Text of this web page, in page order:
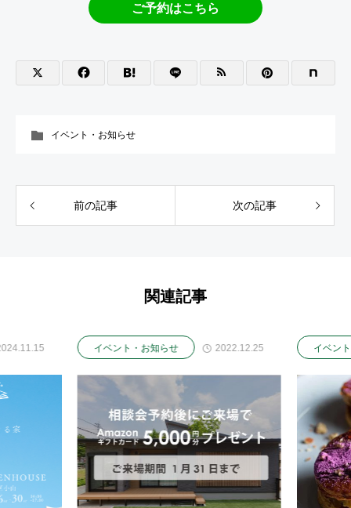
ご予約はこちら
イベント・お知らせ
前の記事 次の記事
関連記事
イベント・お知らせ 2022.12.25 イベン